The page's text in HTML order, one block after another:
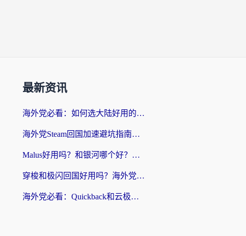
最新资讯
海外党必看：如何选大陆好用的vpn？一篇解决你的回国访问难题
海外党Steam回国加速避坑指南：从延迟卡顿到无缝畅玩，我踩过的坑和最优解
Malus好用吗？和银河哪个好？海外党选回国加速器的避坑指南（附乌克兰玩国内游戏实测）
穿梭和极闪回国好用吗？海外党亲测4款加速器+1个隐藏宝藏
海外党必看：Quickback和云极好用吗？3招教你选对回国加速器（附PC端VPN实测对比）